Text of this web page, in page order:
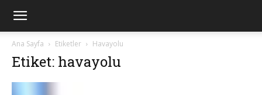
Ana Sayfa Etiketler Havayolu
Etiket: havayolu